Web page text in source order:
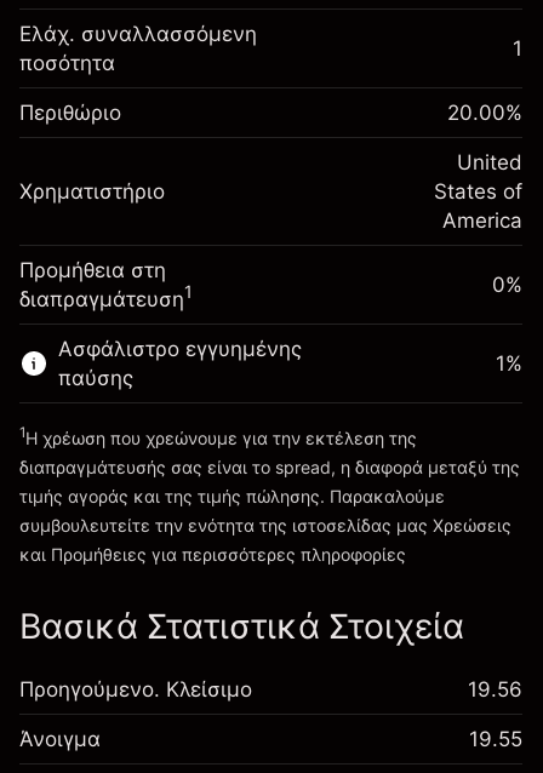
Αναπροσαρμογή
χρηματοδότησης κατά
τη διάρκεια της νύχτας
Χρεώσεις από την πλήρη αξία
της θέσης
%
(-$1.08)
~$5,000.00
Πηγαίνετε στην πλατφόρμα
Περιθώριο. Η επένδυσή
σας
Αναπροσαρμογή
τη διάρκεια της νύχτας
της θέσης
-0.000682
%
(-$0.03)
Μέγεθος διαπραγμάτευσης με μόχλευση
~$5,000.00
Χρήματα από μόχλευση ~
Ελάχ. συναλλασσόμενη
ποσότητα
1
Περιθώριο 20.00%
Χρηματιστήριο
United
States of
America
Προμήθεια στη
διαπραγμάτευση1 0%
Ασφάλιστρο εγγυημένης
παύσης
Χρεώσεις και Τέλη
1%
1Η χρέωση που χρεώνουμε για την εκτέλεση της
διαπραγμάτευσής σας είναι το spread, η διαφορά μεταξύ της
τιμής αγοράς και της τιμής πώλησης. Παρακαλούμε
συμβουλευτείτε την ενότητα της ιστοσελίδας μας Χρεώσεις
και Προμήθειες για περισσότερες πληροφορίες
Βασικά Στατιστικά Στοιχεία
Προηγούμενο. Κλείσιμο 19.56
Άνοιγμα 19.55